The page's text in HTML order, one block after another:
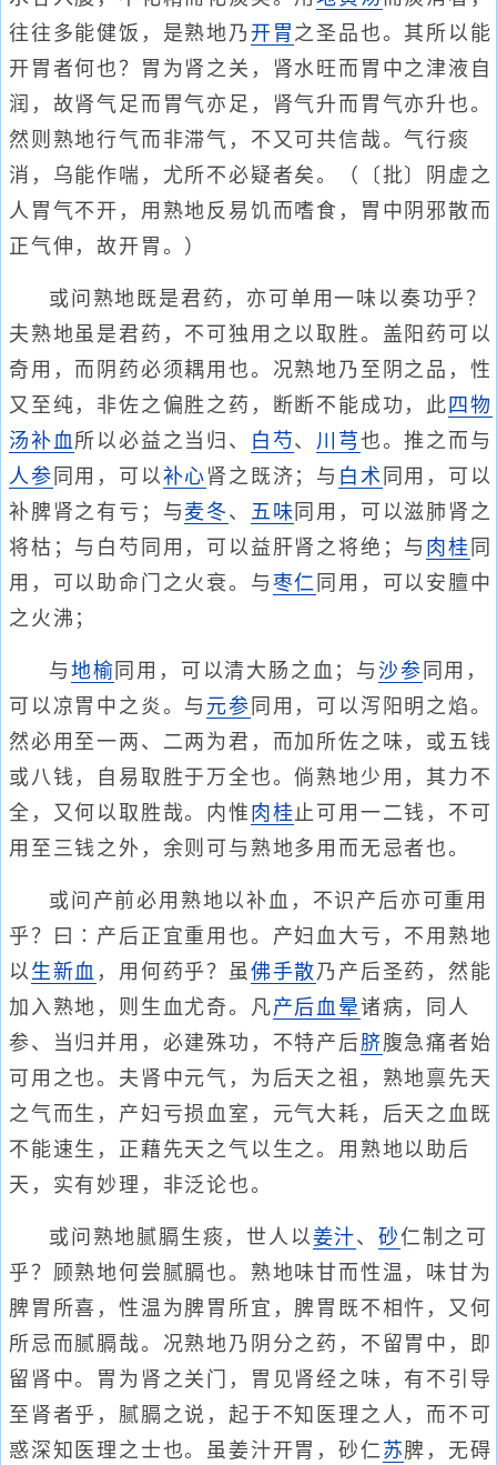
往往多能健饭，是熟地乃 开胃 之圣品也。其所以能
开胃者何也？胃为肾之关，肾水旺而胃中之津液自
润，故肾气足而胃气亦足，肾气升而胃气亦升也。
然则熟地行气而非滞气，不又可共信哉。气行痰
消，乌能作喘，尤所不必疑者矣。（〔批〕阴虚之
人胃气不开，用熟地反易饥而嗜食，胃中阴邪散而
正气伸，故开胃。）
或问熟地既是君药，亦可单用一味以奏功乎？
夫熟地虽是君药，不可独用之以取胜。盖阳药可以
奇用，而阴药必须耦用也。况熟地乃至阴之品，性
又至纯，非佐之偏胜之药，断断不能成功，此 四物
汤补血所以必益之当归、 白芍、 川芎也。推之而与
人参 同用，可以补心 肾之既济；与 白术 同用，可以
补脾肾之有亏；与 麦冬 、 五味 同用，可以滋肺肾之
将枯；与白芍同用，可以益肝肾之将绝；与 肉桂 同
用，可以助命门之火衰。与 枣仁 同用，可以安膻中
之火沸；
与 地榆 同用，可以清大肠之血；与 沙参 同用，
可以凉胃中之炎。与 元参 同用，可以泻阳明之焰。
然必用至一两、二两为君，而加所佐之味，或五钱
或八钱，自易取胜于万全也。倘熟地少用，其力不
全，又何以取胜哉。内惟 肉 桂止可用一二钱，不可
用至三钱之外，余则可与熟地多用而无忌者也。
或问产前必用熟地以补血，不识产后亦可重用
乎？曰∶产后正宜重用也。产妇血大亏，不用熟地
以 生新血 ，用何药乎？虽 佛手散乃产后圣药，然能
加入熟地，则生血尤奇。凡产后血晕诸病，同人
参、当归并用，必建殊功，不特产后脐腹急痛者始
可用之也。夫肾中元气，为后天之祖，熟地禀先天
之气而生，产妇亏损血室，元气大耗，后天之血既
不能速生，正藉先天之气以生之。用熟地以助后
天，实有妙理，非泛论也。
或问熟地腻膈生痰，世人以姜汁、砂仁制之可
乎？顾熟地何尝腻膈也。熟地味甘而性温，味甘为
脾胃所喜，性温为脾胃所宜，脾胃既不相忤，又何
所忌而腻膈哉。况熟地乃阴分之药，不留胃中，即
留肾中。胃为肾之关门，胃见肾经之味，有不引导
至肾者乎，腻膈之说，起于不知医理之人，而不可
惑深知医理之士也。虽姜汁开胃，砂仁苏脾，无碍